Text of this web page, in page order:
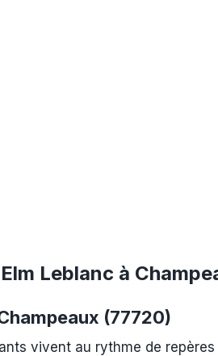
Leblanc à
(77720)
vivent au rythme de